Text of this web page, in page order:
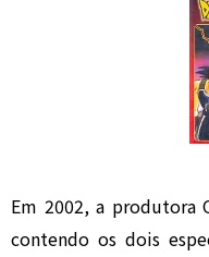
Em 2002, a produtora
contendo os dois